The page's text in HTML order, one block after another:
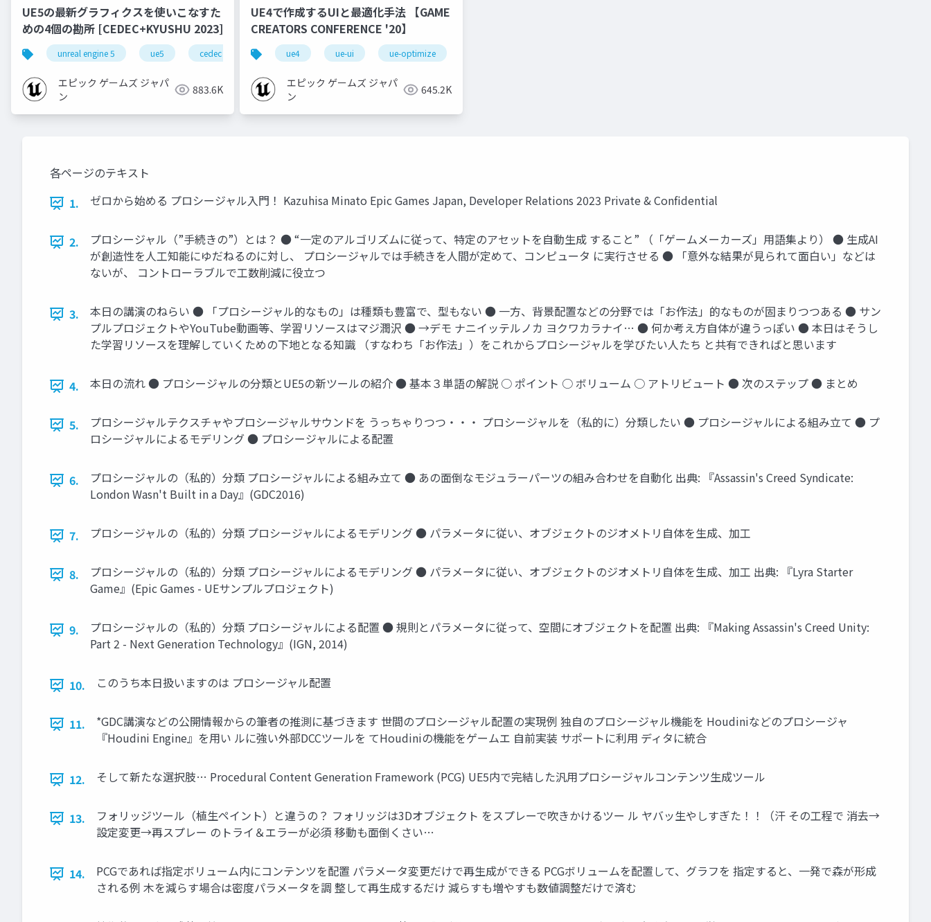
UE5の最新グラフィクスを使いこなすた
めの4個の勘所 [CEDEC+KYUSHU 2023]
unreal engine 5 ue5 cedec cedec+kyushu
エピック ゲームズ ジャパ
ン
883.6K
UE4で作成するUIと最適化手法 【GAME
CREATORS CONFERENCE '20】
ue4 ue-ui ue-optimize
エピック ゲームズ ジャパ
ン
645.2K
各ページのテキスト
1.
ゼロから始める プロシージャル入門！ Kazuhisa Minato Epic Games Japan, Developer Relations 2023 Private & Confidential
2.
プロシージャル（”手続きの”）とは？ ● “一定のアルゴリズムに従って、特定のアセットを自動生成 すること” （「ゲームメーカーズ」用語集より） ● 生成AI
が創造性を人工知能にゆだねるのに対し、 プロシージャルでは手続きを人間が定めて、コンピュータ に実行させる ● 「意外な結果が見られて面白い」などは
ないが、 コントローラブルで工数削減に役立つ
3.
本日の講演のねらい ● 「プロシージャル的なもの」は種類も豊富で、型もない ● 一方、背景配置などの分野では「お作法」的なものが固まりつつある ● サン
プルプロジェクトやYouTube動画等、学習リソースはマジ潤沢 ● →デモ ナニイッテルノカ ヨクワカラナイ… ● 何か考え方自体が違うっぽい ● 本日はそうし
た学習リソースを理解していくための下地となる知識 （すなわち「お作法」）をこれからプロシージャルを学びたい人たち と共有できればと思います
4. 本日の流れ ● プロシージャルの分類とUE5の新ツールの紹介 ● 基本３単語の解説 ○ ポイント ○ ボリューム ○ アトリビュート ● 次のステップ ● まとめ
5.
プロシージャルテクスチャやプロシージャルサウンドを うっちゃりつつ・・・ プロシージャルを（私的に）分類したい ● プロシージャルによる組み立て ● プ
ロシージャルによるモデリング ● プロシージャルによる配置
6.
プロシージャルの（私的）分類 プロシージャルによる組み立て ● あの面倒なモジュラーパーツの組み合わせを自動化 出典: 『Assassin's Creed Syndicate:
London Wasn't Built in a Day』(GDC2016)
7. プロシージャルの（私的）分類 プロシージャルによるモデリング ● パラメータに従い、オブジェクトのジオメトリ自体を生成、加工
8.
プロシージャルの（私的）分類 プロシージャルによるモデリング ● パラメータに従い、オブジェクトのジオメトリ自体を生成、加工 出典: 『Lyra Starter
Game』(Epic Games - UEサンプルプロジェクト)
9.
プロシージャルの（私的）分類 プロシージャルによる配置 ● 規則とパラメータに従って、空間にオブジェクトを配置 出典: 『Making Assassin's Creed Unity:
Part 2 - Next Generation Technology』(IGN, 2014)
10. このうち本日扱いますのは プロシージャル配置
11.
*GDC講演などの公開情報からの筆者の推測に基づきます 世間のプロシージャル配置の実現例 独自のプロシージャル機能を Houdiniなどのプロシージャ
『Houdini Engine』を用い ルに強い外部DCCツールを てHoudiniの機能をゲームエ 自前実装 サポートに利用 ディタに統合
12. そして新たな選択肢… Procedural Content Generation Framework (PCG) UE5内で完結した汎用プロシージャルコンテンツ生成ツール
13.
フォリッジツール（植生ペイント）と違うの？ フォリッジは3Dオブジェクト をスプレーで吹きかけるツー ル ヤバッ生やしすぎた！！（汗 その工程で 消去→
設定変更→再スプレー のトライ＆エラーが必須 移動も面倒くさい…
14.
PCGであれば指定ボリューム内にコンテンツを配置 パラメータ変更だけで再生成ができる PCGボリュームを配置して、グラフを 指定すると、一発で森が形成
される例 木を減らす場合は密度パラメータを調 整して再生成するだけ 減らすも増やすも数値調整だけで済む